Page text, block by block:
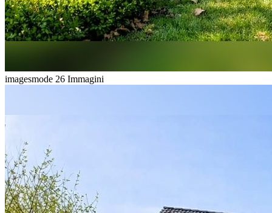
imagesmode 26 Immagini